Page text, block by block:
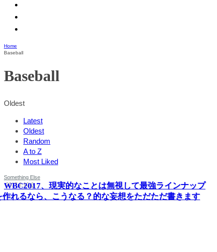
Home
Baseball
Baseball
Oldest
Latest
Oldest
Random
A to Z
Most Liked
Something Else
·2017.2.10·0
WBC2017、現実的なことは無視して最強ラインナップ
作れるなら、こうなる？的な妄想をただただ書きます